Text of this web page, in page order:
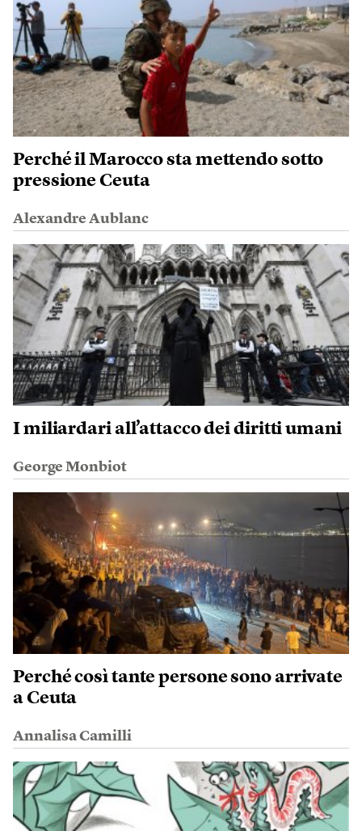
Perché il Marocco sta mettendo sotto
pressione Ceuta
Alexandre Aublanc
I miliardari all’attacco dei diritti umani
George Monbiot
Perché così tante persone sono arrivate
a Ceuta
Annalisa Camilli